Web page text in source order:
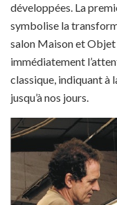
développées. La
symbolise la
salon Maison et
immédiatement
classique, indiquant à
jusqu’à nos jours.